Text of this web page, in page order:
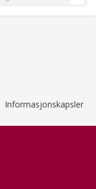
Informasjonskapsler